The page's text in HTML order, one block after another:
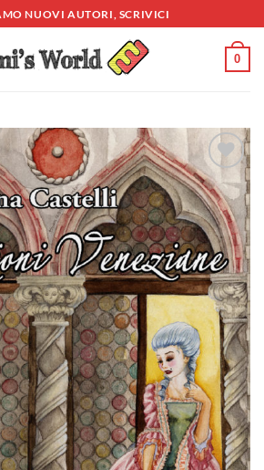
NUOVI AUTORI, SCRIVICI
0
Aggiungi
alla lista
dei
desideri